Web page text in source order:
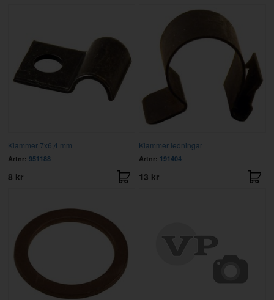
Klammer 7x6,4 mm
Artnr: 951188
8 kr
Klammer ledningar
Artnr: 191404
13 kr